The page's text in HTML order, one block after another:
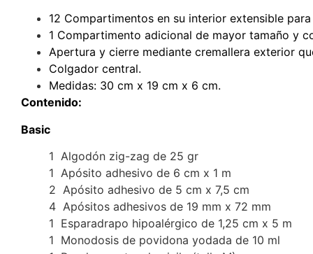
12 Compartimentos en su interior extensible
1 Compartimento adicional de mayor tamaño y
Apertura y cierre mediante cremallera exterior
Colgador central.
Medidas: 30 cm x 19 cm x 6 cm.
Contenido:
Basic
1 Algodón zig-zag de 25 gr
1 Apósito adhesivo de 6 cm x 1 m
2 Apósito adhesivo de 5 cm x 7,5 cm
4 Apósitos adhesivos de 19 mm x 72 mm
1 Esparadrapo hipoalérgico de 1,25 cm x 5 m
1 Monodosis de povidona yodada de 10 ml